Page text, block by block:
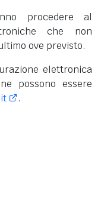
procedere al
che non
ove previsto.
elettronica
possono essere
.